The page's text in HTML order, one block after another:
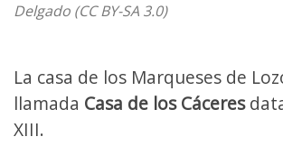
Delgado (CC BY-SA 3.0)
La casa de los Marqueses de
llamada Casa de los Cáceres
XIII.